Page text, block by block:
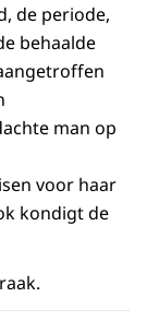
de periode,
behaalde
man op
voor haar
kondigt de